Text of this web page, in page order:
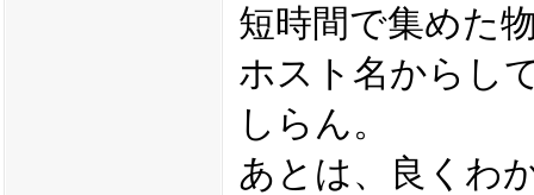
短時間で集めた
ホスト名からし
しらん。
あとは、良くわ